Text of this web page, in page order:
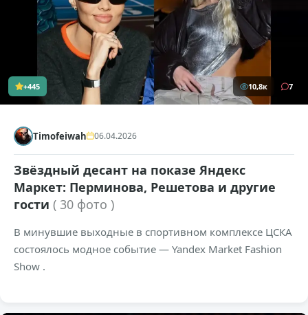
+445 10,8к 7
Timofeiwah 06.04.2026
Звёздный десант на показе Яндекс
Маркет: Перминова, Решетова и другие
гости ( 30 фото )
В минувшие выходные в спортивном комплексе ЦСКА
состоялось модное событие — Yandex Market Fashion
Show .